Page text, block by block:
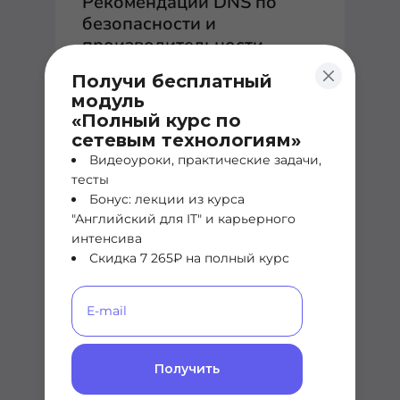
Получи бесплатный
модуль
«Полный курс по
сетевым технологиям»
Видеоуроки, практические задачи,
тесты
Бонус: лекции из курса
"Английский для IT" и карьерного
интенсива
Скидка 7 265₽ на полный курс
Получить
безопасности и
производительности
Рассказываем про рекомендации
для DNS по безопасности и
производительности
Сети
Теория
Как работает Wi-Fi 2.4 vs 5
ГГц: что лучше и почему
здоровья?